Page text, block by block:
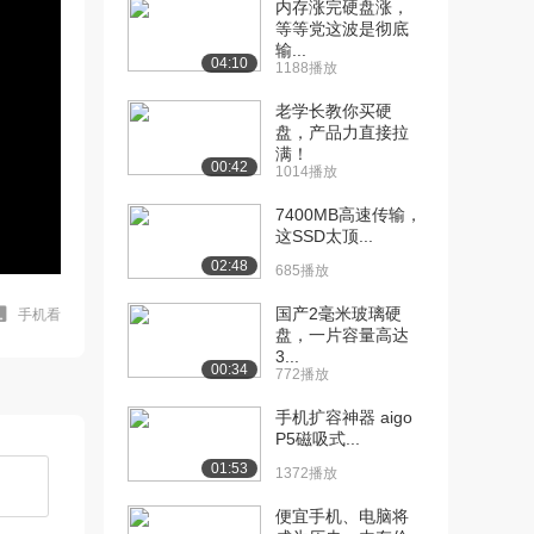
手机看
04:10
内存涨完硬盘涨，
等等党这波是彻底
输...
1188播放
00:42
老学长教你买硬
盘，产品力直接拉
满！
1014播放
02:48
7400MB高速传输，
这SSD太顶...
685播放
00:34
国产2毫米玻璃硬
盘，一片容量高达
3...
772播放
01:53
手机扩容神器 aigo
P5磁吸式...
1372播放
便宜手机、电脑将